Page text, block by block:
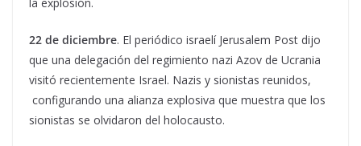
22 de diciembre. El periódico israelí Jerusalem Post dijo
que una delegación del regimiento nazi Azov de Ucrania
visitó recientemente Israel. Nazis y sionistas reunidos,
configurando una alianza explosiva que muestra que los
sionistas se olvidaron del holocausto.